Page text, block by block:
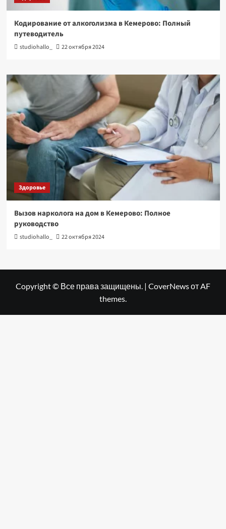
Кодирование от алкоголизма в Кемерово: Полный
путеводитель
studiohallo_ 22 октября 2024
Здоровье
Вызов нарколога на дом в Кемерово: Полное
руководство
studiohallo_ 22 октября 2024
Copyright © Все права защищены. | CoverNewsот AF
themes.